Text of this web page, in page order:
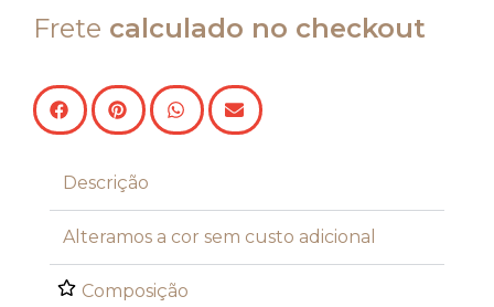
Frete calculado no checkout
Descrição
Alteramos a cor sem custo adicional
Composição